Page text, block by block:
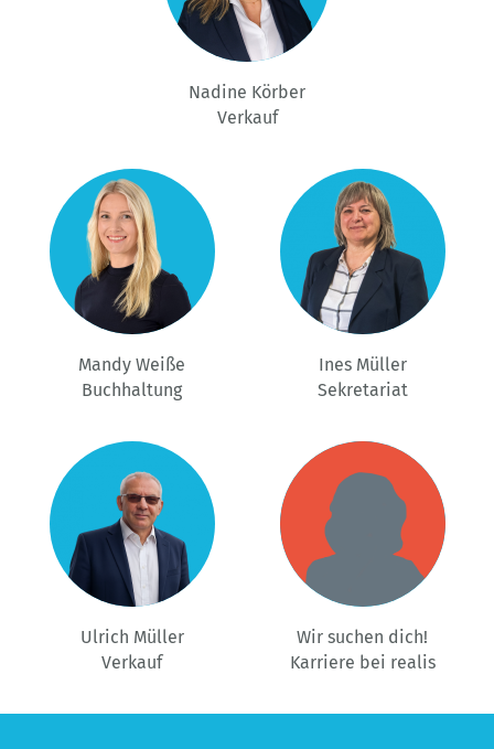
Nadine Körber
Verkauf
Mandy Weiße
Buchhaltung
Ines Müller
Sekretariat
Ulrich Müller
Verkauf
Wir suchen dich!
Karriere bei realis